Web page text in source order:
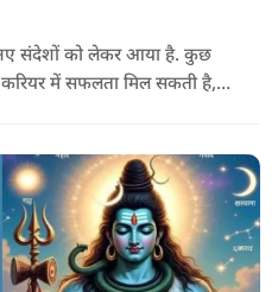
संदेशों को लेकर आया है. कुछ
में सफलता मिल सकती है,